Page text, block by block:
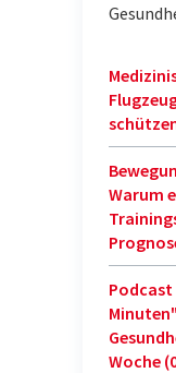
Warum
Woche